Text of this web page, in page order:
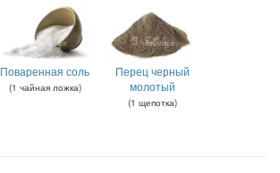
Поваренная соль
(1 чайная ложка)
Перец черный
молотый
(1 щепотка)